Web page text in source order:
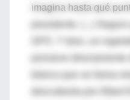
imagina hasta qué
presidente. (...)
GPS. Y bien, un
proviene directamente
básica que se llama